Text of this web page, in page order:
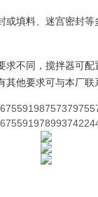
或填料、迷宫密封
求不同，搅拌器可配
其他要求可与本厂联